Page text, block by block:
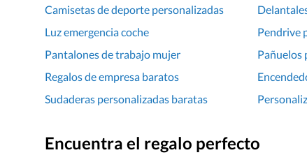
Camisetas de deporte personalizadas
Luz emergencia coche
Pendrive
Pantalones de trabajo mujer
Pañuelos
Regalos de empresa baratos
Sudaderas personalizadas baratas
Encuentra el regalo perfecto